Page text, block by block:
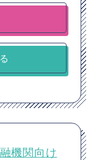
機関向け